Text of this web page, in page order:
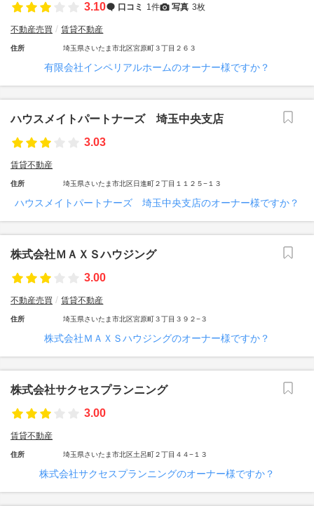
3.10 口コミ 1件 写真 3枚
不動産売買 賃貸不動産
住所 埼玉県さいたま市北区宮原町３丁目２６３
有限会社インペリアルホームのオーナー様ですか？
ハウスメイトパートナーズ 埼玉中央支店
3.03
賃貸不動産
住所 埼玉県さいたま市北区日進町２丁目１１２５−１３
ハウスメイトパートナーズ 埼玉中央支店のオーナー様ですか？
株式会社ＭＡＸＳハウジング
3.00
不動産売買 賃貸不動産
住所 埼玉県さいたま市北区宮原町３丁目３９２−３
株式会社ＭＡＸＳハウジングのオーナー様ですか？
株式会社サクセスプランニング
3.00
賃貸不動産
住所 埼玉県さいたま市北区土呂町２丁目４４−１３
株式会社サクセスプランニングのオーナー様ですか？